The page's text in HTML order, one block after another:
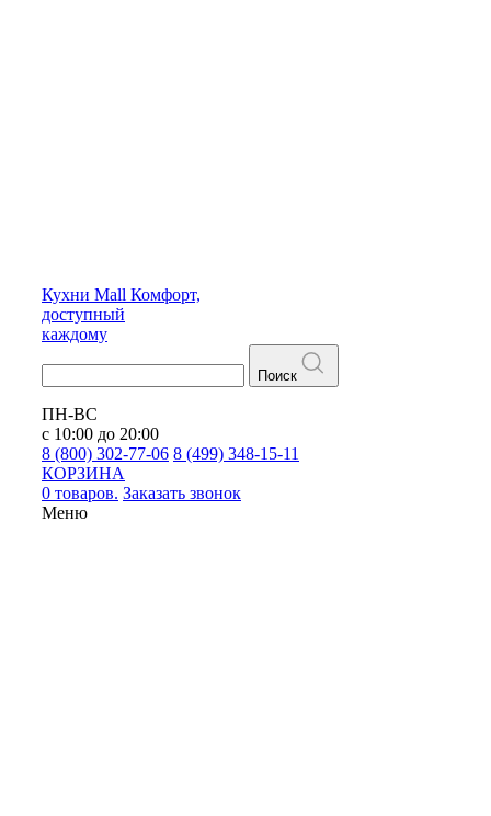
Кухни Mall Комфорт,
доступный
каждому
Поиск
ПН-ВС
с 10:00 до 20:00
8 (800) 302-77-06 8 (499) 348-15-11
КОРЗИНА
0 товаров. Заказать звонок
Меню